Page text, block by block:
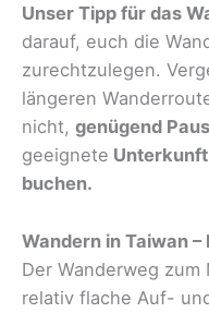
Unser Tipp für das
darauf, euch die
zurechtzulegen.
längeren
nicht, genügend
geeignete
buchen.
Wandern in Taiwan
Der Wanderweg
relativ flache Auf-